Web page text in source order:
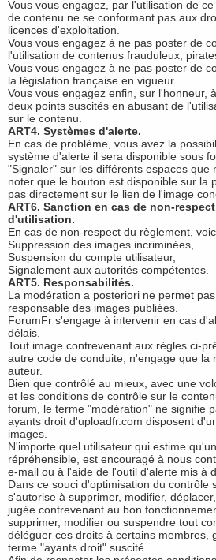
Vous vous engagez, par l'utilisation de
de contenu ne se conformant pas aux
licences d'exploitation.
Vous vous engagez à ne pas poster de
l'utilisation de contenus frauduleux,
Vous vous engagez à ne pas poster de
la législation française en vigueur.
Vous vous engagez enfin, sur l'honneur,
deux points suscités en abusant de
sur le contenu.
ART4. Systèmes d'alerte.
En cas de problème, vous avez la
système d'alerte il sera disponible sous
"Signaler" sur les différents espaces que
noter que le bouton est disponible sur la
pas directement sur le lien de l'image
ART6. Sanction en cas de non-
d'utilisation.
En cas de non-respect du règlement,
Suppression des images incriminées,
Suspension du compte utilisateur,
Signalement aux autorités compétentes.
ART5. Responsabilités.
La modération a posteriori ne permet
responsable des images publiées.
ForumFr s'engage à intervenir en cas
délais.
Tout image contrevenant aux règles ci-
autre code de conduite, n'engage que la
auteur.
Bien que contrôlé au mieux, avec une
et les conditions de contrôle sur le
forum, le terme "modération" ne signifie
ayants droit d'uploadfr.com disposent
images.
N'importe quel utilisateur qui estime
répréhensible, est encouragé à nous
e-mail ou à l'aide de l'outil d'alerte mis à
Dans ce souci d'optimisation du contrôle
s'autorise à supprimer, modifier,
jugée contrevenant au bon
supprimer, modifier ou suspendre tout
déléguer ces droits à certains membres,
terme "ayants droit" suscité.